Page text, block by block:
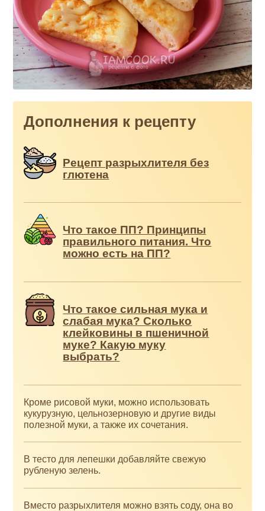
Дополнения к рецепту
Рецепт разрыхлителя без
глютена
Что такое ПП? Принципы
правильного питания. Что
можно есть на ПП?
Что такое сильная мука и
слабая мука? Сколько
клейковины в пшеничной
муке? Какую муку
выбрать?
Кроме рисовой муки, можно использовать
кукурузную, цельнозерновую и другие виды
полезной муки, а также их сочетания.
В тесто для лепешки добавляйте свежую
рубленую зелень.
Вместо разрыхлителя можно взять соду, она во